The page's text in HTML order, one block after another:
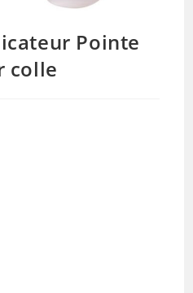
Pointe
colle